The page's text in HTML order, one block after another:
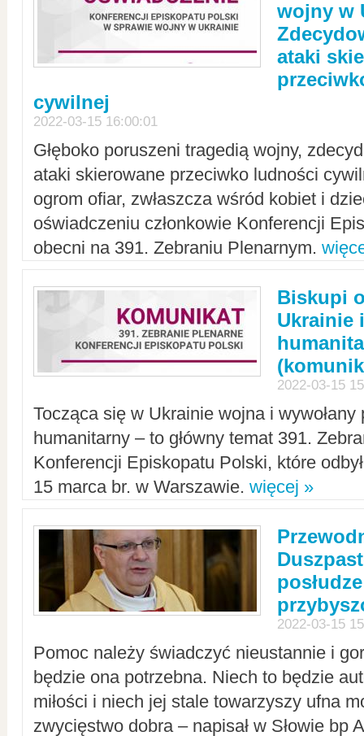
wojny w
ataki
cywilnej
2022-03-15 16:00:01
Głęboko poruszeni tragedią wojny,
ataki skierowane przeciwko ludności
ogrom ofiar, zwłaszcza wśród kobiet i
oświadczeniu członkowie Konferencji
obecni na 391. Zebraniu Plenarnym.
Biskupi
Ukrainie
2022-03-15
Tocząca się w Ukrainie wojna i
humanitarny – to główny temat 391.
Konferencji Episkopatu Polski, które
15 marca br. w Warszawie. więcej »
2022-03-15
Pomoc należy świadczyć nieustannie i
będzie ona potrzebna. Niech to będzie
miłości i niech jej stale towarzyszy ufna
zwycięstwo dobra – napisał w Słowie bp